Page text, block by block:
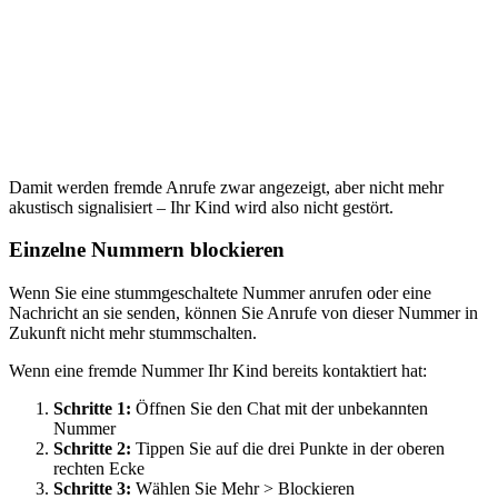
Damit werden fremde Anrufe zwar angezeigt, aber nicht mehr
akustisch signalisiert – Ihr Kind wird also nicht gestört.
Einzelne Nummern blockieren
Wenn Sie eine stummgeschaltete Nummer anrufen oder eine
Nachricht an sie senden, können Sie Anrufe von dieser Nummer in
Zukunft nicht mehr stummschalten.
Wenn eine fremde Nummer Ihr Kind bereits kontaktiert hat:
Schritte 1: Öffnen Sie den Chat mit der unbekannten
Nummer
Schritte 2: Tippen Sie auf die drei Punkte in der oberen
rechten Ecke
Schritte 3: Wählen Sie Mehr > Blockieren